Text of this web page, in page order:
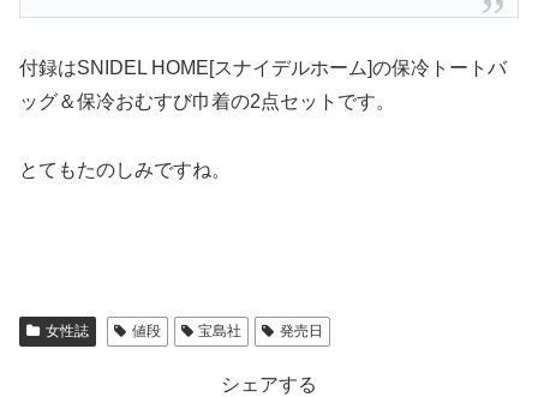
付録はSNIDEL HOME[スナイデルホーム]の保冷トートバ
ッグ＆保冷おむすび巾着の2点セットです。
とてもたのしみですね。
女性誌 値段 宝島社 発売日
シェアする